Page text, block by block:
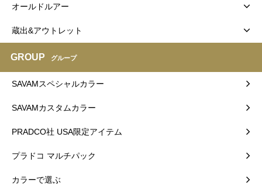
オールドルアー
蔵出&アウトレット
GROUP グループ
SAVAMスペシャルカラー
SAVAMカスタムカラー
PRADCO社 USA限定アイテム
プラドコ マルチパック
カラーで選ぶ